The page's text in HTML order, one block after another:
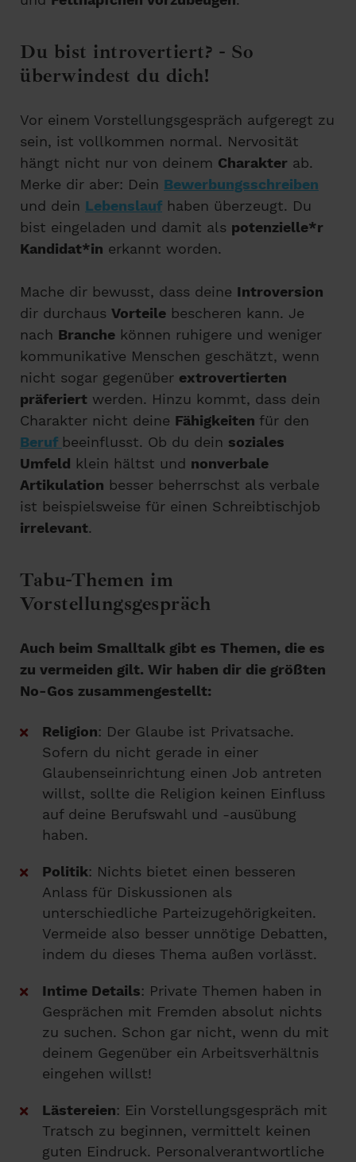
Du bist introvertiert? - So
überwindest du dich!
Vor einem Vorstellungsgespräch aufgeregt zu
sein, ist vollkommen normal. Nervosität
hängt nicht nur von deinem Charakter ab.
Merke dir aber: Dein Bewerbungsschreiben
und dein Lebenslauf haben überzeugt. Du
bist eingeladen und damit als potenzielle*r
Kandidat*in erkannt worden.
Mache dir bewusst, dass deine Introversion
dir durchaus Vorteile bescheren kann. Je
nach Branche können ruhigere und weniger
kommunikative Menschen geschätzt, wenn
nicht sogar gegenüber extrovertierten
präferiert werden. Hinzu kommt, dass dein
Charakter nicht deine Fähigkeiten für den
Beruf beeinflusst. Ob du dein soziales
Umfeld klein hältst und nonverbale
Artikulation besser beherrschst als verbale
ist beispielsweise für einen Schreibtischjob
irrelevant.
Tabu-Themen im
Vorstellungsgespräch
Auch beim Smalltalk gibt es Themen, die es
zu vermeiden gilt. Wir haben dir die größten
No-Gos zusammengestellt:
Religion: Der Glaube ist Privatsache.
Sofern du nicht gerade in einer
Glaubenseinrichtung einen Job antreten
willst, sollte die Religion keinen Einfluss
auf deine Berufswahl und -ausübung
haben.
Politik: Nichts bietet einen besseren
Anlass für Diskussionen als
unterschiedliche Parteizugehörigkeiten.
Vermeide also besser unnötige Debatten,
indem du dieses Thema außen vorlässt.
Intime Details: Private Themen haben in
Gesprächen mit Fremden absolut nichts
zu suchen. Schon gar nicht, wenn du mit
deinem Gegenüber ein Arbeitsverhältnis
eingehen willst!
Lästereien: Ein Vorstellungsgespräch mit
Tratsch zu beginnen, vermittelt keinen
guten Eindruck. Personalverantwortliche